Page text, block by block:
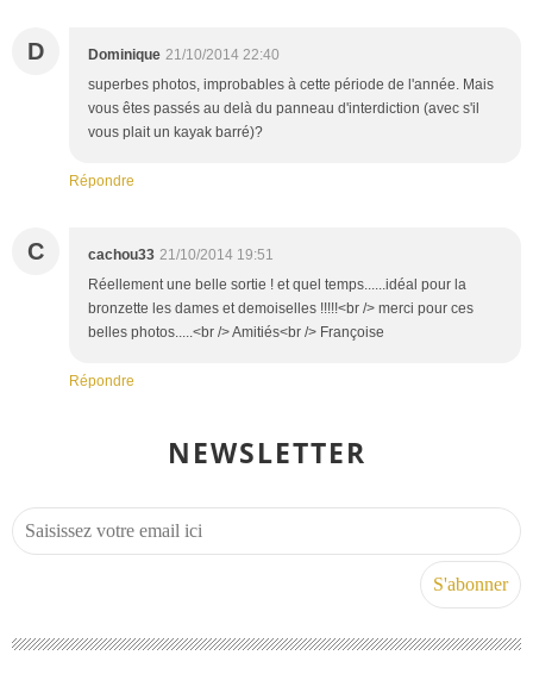
D Dominique 21/10/2014 22:40
superbes photos, improbables à cette période de l'année. Mais
vous êtes passés au delà du panneau d'interdiction (avec s'il
vous plait un kayak barré)?
Répondre
C cachou33 21/10/2014 19:51
Réellement une belle sortie ! et quel temps......idéal pour la
bronzette les dames et demoiselles !!!!!<br /> merci pour ces
belles photos.....<br /> Amitiés<br /> Françoise
Répondre
NEWSLETTER